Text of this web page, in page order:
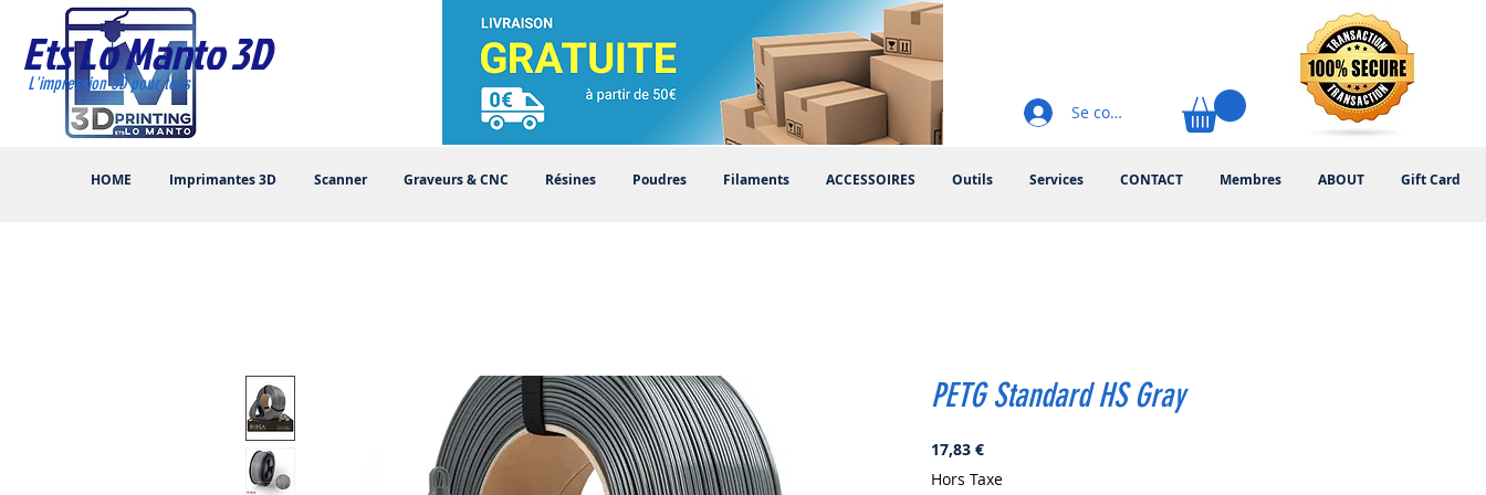
Ets Lo Manto 3D
HOME Imprimantes 3D Scanner Graveurs & CNC Résines Poudres Filaments ACCESSOIRES Outils Services CONTACT Membres ABOUT Gift Card
L'impression 3D pour tous
Se connecter
PETG Standard HS Gray
17,83 €Prix
Hors Taxe